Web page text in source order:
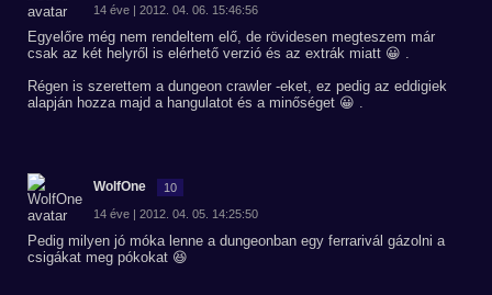
14 éve | 2012. 04. 06. 15:46:56
Egyelőre még nem rendeltem elő, de rövidesen megteszem már
csak az két helyről is elérhető verzió és az extrák miatt 😀 .
Régen is szerettem a dungeon crawler -eket, ez pedig az eddigiek
alapján hozza majd a hangulatot és a minőséget 😀 .
WolfOne 10
14 éve | 2012. 04. 05. 14:25:50
Pedig milyen jó móka lenne a dungeonban egy ferrarivál gázolni a
csigákat meg pókokat 😆